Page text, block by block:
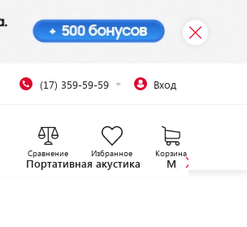
(17) 359-59-59 Вход
Сравнение Избранное Корзина
Портативная акустика